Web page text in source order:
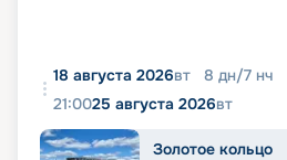
18 августа 2026вт 8 дн/7 нч
21:0025 августа 2026вт
Золотое кольцо